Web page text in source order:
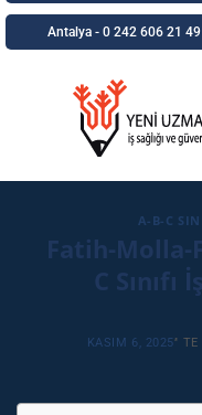
Antalya - 0 242 606 21 49
A-B-C
Fatih-Molla-
C
KASIM 6, 2025’'